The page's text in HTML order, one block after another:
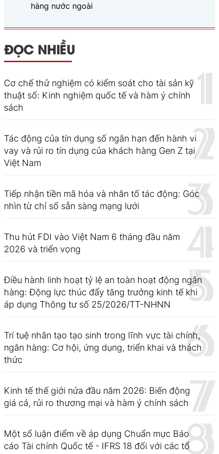
hàng nước ngoài
ĐỌC NHIỀU
Cơ chế thử nghiệm có kiểm soát cho tài sản kỹ
thuật số: Kinh nghiệm quốc tế và hàm ý chính
sách
Tác động của tín dụng số ngắn hạn đến hành vi
vay và rủi ro tín dụng của khách hàng Gen Z tại
Việt Nam
Tiếp nhận tiền mã hóa và nhân tố tác động: Góc
nhìn từ chỉ số sẵn sàng mạng lưới
Thu hút FDI vào Việt Nam 6 tháng đầu năm
2026 và triển vọng
Điều hành linh hoạt tỷ lệ an toàn hoạt động ngân
hàng: Động lực thúc đẩy tăng trưởng kinh tế khi
áp dụng Thông tư số 25/2026/TT-NHNN
Trí tuệ nhân tạo tạo sinh trong lĩnh vực tài chính,
ngân hàng: Cơ hội, ứng dụng, triển khai và thách
thức
Kinh tế thế giới nửa đầu năm 2026: Biến động
giá cả, rủi ro thương mại và hàm ý chính sách
Một số luận điểm về áp dụng Chuẩn mực Báo
cáo Tài chính Quốc tế - IFRS 18 đối với các tổ